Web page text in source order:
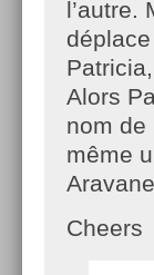
l’autre.
Alors
nom de
même
Cheers